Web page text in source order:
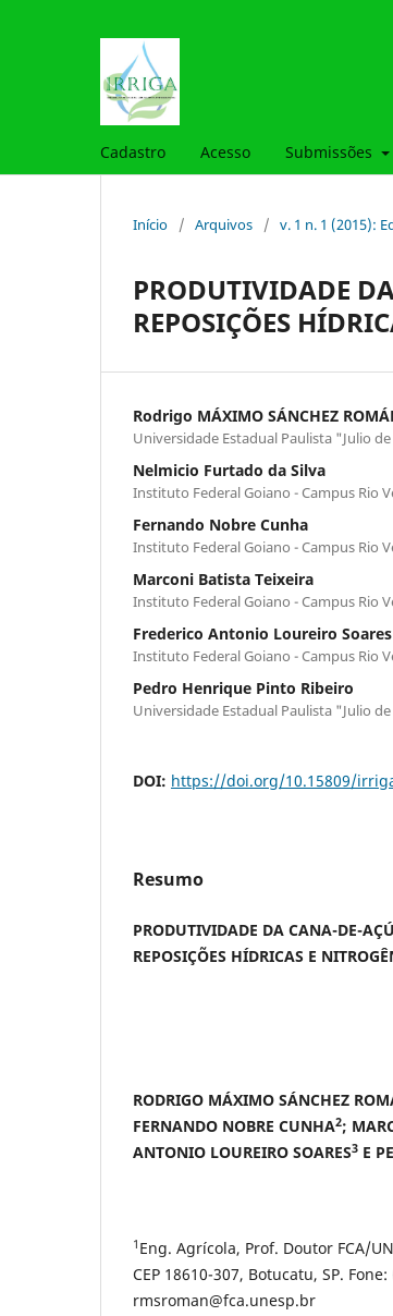
Cadastro Acesso Submissões
Início / Arquivos / v. 1 n. 1 (2015):
PRODUTIVIDADE
REPOSIÇÕES
Rodrigo MÁXIMO SÁNCHEZ
Universidade Estadual Paulista "Julio
Nelmicio Furtado da Silva
Instituto Federal Goiano - Campus Rio
Fernando Nobre Cunha
Instituto Federal Goiano - Campus Rio
Marconi Batista Teixeira
Instituto Federal Goiano - Campus Rio
Frederico Antonio Loureiro Soares
Instituto Federal Goiano - Campus Rio
Pedro Henrique Pinto Ribeiro
Universidade Estadual Paulista "Julio
DOI: https://doi.org/10.15809/
Resumo
PRODUTIVIDADE DA CANA-DE-
REPOSIÇÕES HÍDRICAS E
RODRIGO MÁXIMO SÁNCHEZ
FERNANDO NOBRE CUNHA2;
ANTONIO LOUREIRO SOARES3 E
1 Eng. Agrícola, Prof. Doutor FCA/
CEP 18610-307, Botucatu, SP.
rmsroman@fca.unesp.br